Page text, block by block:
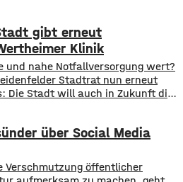
wie nie zuvor. Insgesamt
Menschen im öffentlichen
deutlich zeigt sich
gibt erneut
Klinik
und nahe Notfallversorgung wert?
Stadtrat nun erneut
Die Stadt will auch in Zukunft die
31.000 Euro fließen in
Förderverein des
im letzten Jahr haben sich
über Social Media
Verschmutzung öffentlicher